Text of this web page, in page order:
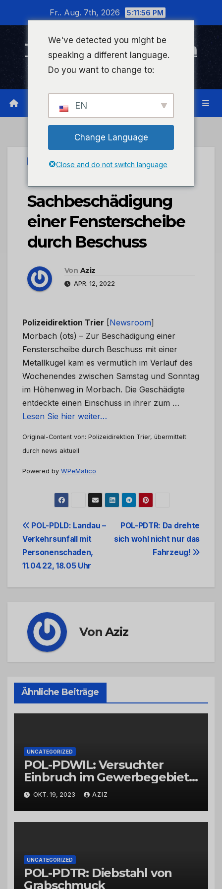
wechseln
Fr.. Aug. 7th, 2026 5:11:56 PM
Timeline Bad Kreuznach
Infonetzwerk für Bad Kreuznach
UNCATEGORIZED
POL-PDTR:
Sachbeschädigung
einer Fensterscheibe
durch Beschuss
Von Aziz
APR. 12, 2022
Polizeidirektion Trier [Newsroom]
Morbach (ots) – Zur Beschädigung einer
Fensterscheibe durch Beschuss mit einer
Metallkugel kam es vermutlich im Verlauf des
Wochenendes zwischen Samstag und Sonntag
im Höhenweg in Morbach. Die Geschädigte
entdeckte einen Einschuss in ihrer zum …
Lesen Sie hier weiter…
Original-Content von: Polizeidirektion Trier, übermittelt
durch news aktuell
Powered by WPeMatico
Beitrags-
Navigation
POL-PDTR: Da drehte
sich wohl nicht nur das
Fahrzeug!
POL-PDLD: Landau –
Verkehrsunfall mit
Personenschaden,
11.04.22, 18.05 Uhr
VonAziz
Ähnliche Beiträge
UNCATEGORIZED
POL-PDWIL: Versuchter
Einbruch im Gewerbegebiet
Wittlich
OKT. 19, 2023 AZIZ
UNCATEGORIZED
POL-PDTR: Diebstahl von
Grabschmuck
We've detected you might be
speaking a different language.
Do you want to change to:
EN
Change Language
Close and do not switch language